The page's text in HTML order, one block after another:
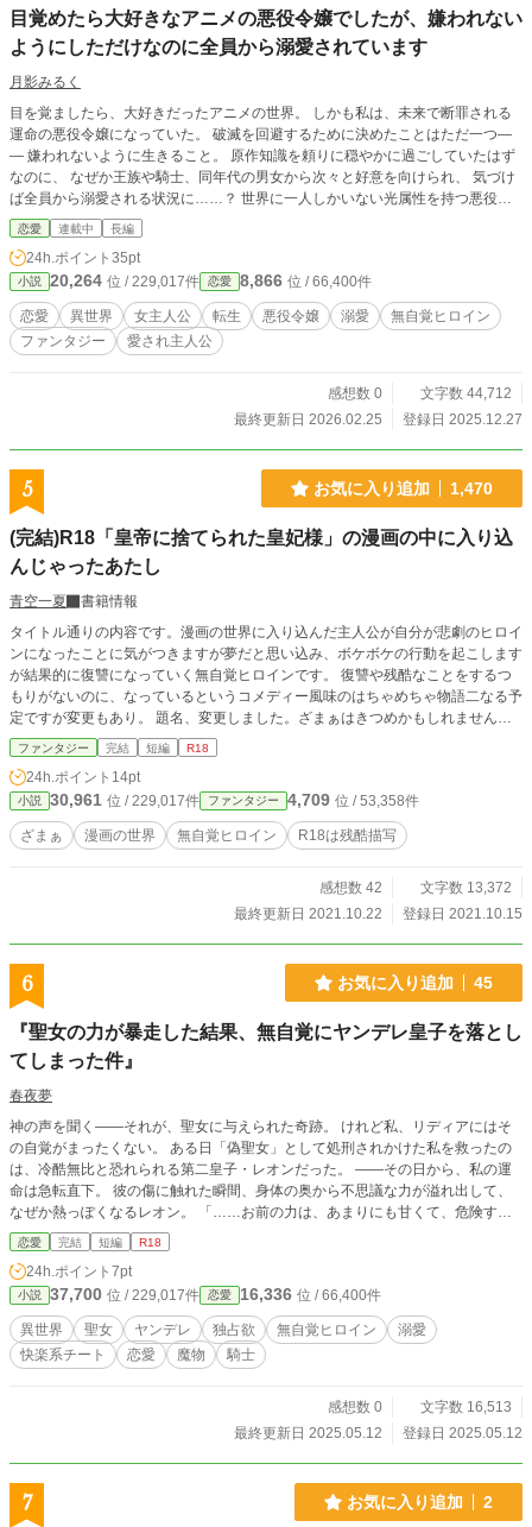
目覚めたら大好きなアニメの悪役令嬢でしたが、嫌われない
ようにしただけなのに全員から溺愛されています
月影みるく
目を覚ましたら、大好きだったアニメの世界。 しかも私は、未来で断罪される
運命の悪役令嬢になっていた。 破滅を回避するために決めたことはただ一つ―
― 嫌われないように生きること。 原作知識を頼りに穏やかに過ごしていたはず
なのに、 なぜか王族や騎士、同年代の男女から次々と好意を向けられ、 気づけ
ば全員から溺愛される状況に……？ 世界に一人しかいない光属性を持つ悪役令
嬢が、 無自覚のまま運命と恋を変えていく、 溺愛必至の異世界転生ラブファン
タジー。
恋愛 連載中 長編
24h.ポイント 35pt
小説 20,264 位 / 229,017件 恋愛 8,866 位 / 66,400件
恋愛 異世界 女主人公 転生 悪役令嬢 溺愛
無自覚ヒロイン
ファンタジー
愛され主人公
感想数 0
文字数 44,712
最終更新日 2026.02.25
登録日 2025.12.27
5 お気に入り追加 1,470
(完結)R18「皇帝に捨てられた皇妃様」の漫画の中に入り込
んじゃったあたし
青空一夏
書籍情報
タイトル通りの内容です。漫画の世界に入り込んだ主人公が自分が悲劇のヒロイ
ンになったことに気がつきますが夢だと思い込み、ボケボケの行動を起こします
が結果的に復讐になっていく無自覚ヒロインです。 復讐や残酷なことをするつ
もりがないのに、なっているというコメディー風味のはちゃめちゃ物語二なる予
定ですが変更もあり。 題名、変更しました。ざまぁはきつめかもしれません。
因果応報。
ファンタジー 完結 短編 R18
24h.ポイント 14pt
小説 30,961 位 / 229,017件 ファンタジー 4,709 位 / 53,358件
ざまぁ 漫画の世界 無自覚ヒロイン R18は残酷描写
感想数 42
文字数 13,372
最終更新日 2021.10.22
登録日 2021.10.15
6 お気に入り追加 45
『聖女の力が暴走した結果、無自覚にヤンデレ皇子を落とし
てしまった件』
春夜夢
神の声を聞く――それが、聖女に与えられた奇跡。 けれど私、リディアにはそ
の自覚がまったくない。 ある日「偽聖女」として処刑されかけた私を救ったの
は、冷酷無比と恐れられる第二皇子・レオンだった。 ――その日から、私の運
命は急転直下。 彼の傷に触れた瞬間、身体の奥から不思議な力が溢れ出して、
なぜか熱っぽくなるレオン。 「……お前の力は、あまりにも甘くて、危険すぎ
る」 そんなこと言われても、私はただ癒しただけなのに――？ 無自覚な聖女×
独占欲ダダ漏れヤンデレ皇子の、過保護すぎる溺愛監禁ライフ、開幕です。
恋愛 完結 短編 R18
24h.ポイント 7pt
小説 37,700 位 / 229,017件 恋愛 16,336 位 / 66,400件
異世界 聖女 ヤンデレ 独占欲 無自覚ヒロイン
溺愛
快楽系チート
恋愛 魔物 騎士
感想数 0
文字数 16,513
最終更新日 2025.05.12
登録日 2025.05.12
7 お気に入り追加 2